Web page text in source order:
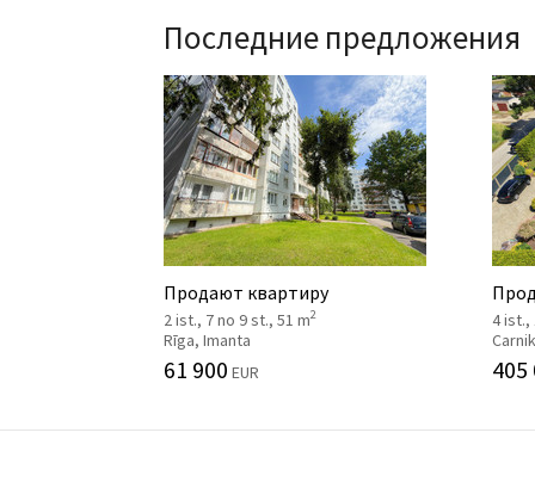
Последние предложения
Продают квартиру
2 ist., 7 no 9 st., 51 m2
Rīga, Imanta
61 900 EUR
4 ist.,
405